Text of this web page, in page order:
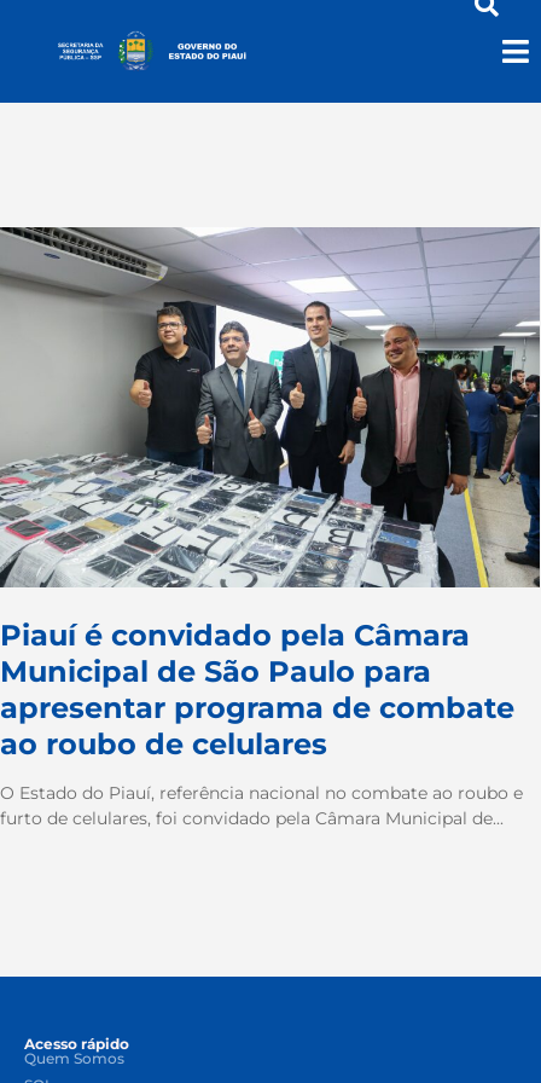
Palestras
Piauí é convidado pela Câmara
Municipal de São Paulo para
apresentar programa de combate
ao roubo de celulares
O Estado do Piauí, referência nacional no combate ao roubo e
furto de celulares, foi convidado pela Câmara Municipal de...
Acesso rápido
Quem Somos